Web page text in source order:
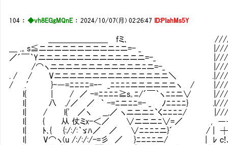
104 ：◆vh8EGgMQnE ：2024/10/07(月) 02:26:47 ID:PIahMs5Y
_＿＿＿＿＿＿＿ fミ､
＿ .。s≦ニニニニニニニニニニﾆニ=- _
／´￣｀Yニニニニニニニニニニニニニニ=-_
/⌒ヽニニニニニニニニニニニニﾆニ=-_
. / / Vニニニニニニニニニニニニニニニ＼
/ .′ }-―=ﾆﾆﾆﾆ=‐- _ﾆﾆﾆﾆニニニニニニヽ /
l{ | / ／ -=ﾆﾆﾆﾆ≧s｡ﾆ/´￣｀ヽﾆﾆニ∨
l| 八 ./／ ／ ｀ -=ﾆニﾆﾆ=- _ ﾉﾆﾆﾆﾆ}
l| / l{' ／ヽ __,／ ヽニニニﾆ`くﾆﾆﾆﾆ/
l| { 从 仗ミx-＜／ ∨ニニニﾆ∨=／ ,
l| ﾄ､{ {:/:/:｀ゞﾊ／ ／ ∨ﾆﾆﾆﾆニ}´ /
l| V⌒ヽ(u /:/:/:/-=彡 ／ }ﾆﾆﾆﾆニ/ | ﾚ c!、